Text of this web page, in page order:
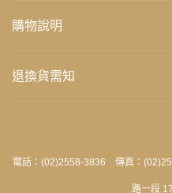
購物說明
退換貨需知
電話：(02)2558-3836 傳真：
路一段